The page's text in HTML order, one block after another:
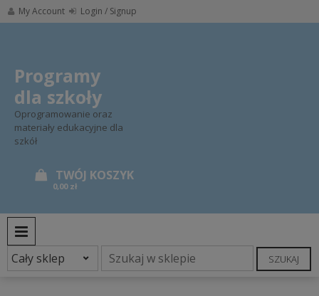
Skip
to
My Account Login / Signup
Programy
dla szkoły
Oprogramowanie oraz
materiały edukacyjne dla
szkół
0,00 zł
SZUKAJ